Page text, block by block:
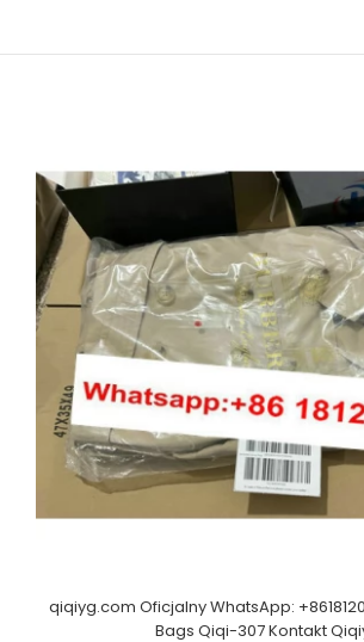
qiqiyg.com Oficjalny WhatsApp:
Bags Qiqi-307 Kontakt